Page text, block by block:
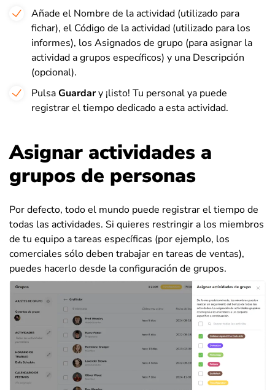
Añade el Nombre de la actividad (utilizado para
fichar), el Código de la actividad (utilizado para los
informes), los Asignados de grupo (para asignar la
actividad a grupos específicos) y una Descripción
(opcional).
PulsaGuardary ¡listo! Tu personal ya puede
registrar el tiempo dedicado a esta actividad.
Asignar actividades a
grupos de personas
Por defecto, todo el mundo puede registrar el tiempo de
todas las actividades. Si quieres restringir a los miembros
de tu equipo a tareas específicas (por ejemplo, los
comerciales sólo deben trabajar en tareas de ventas),
puedes hacerlo desde la configuración de grupos.